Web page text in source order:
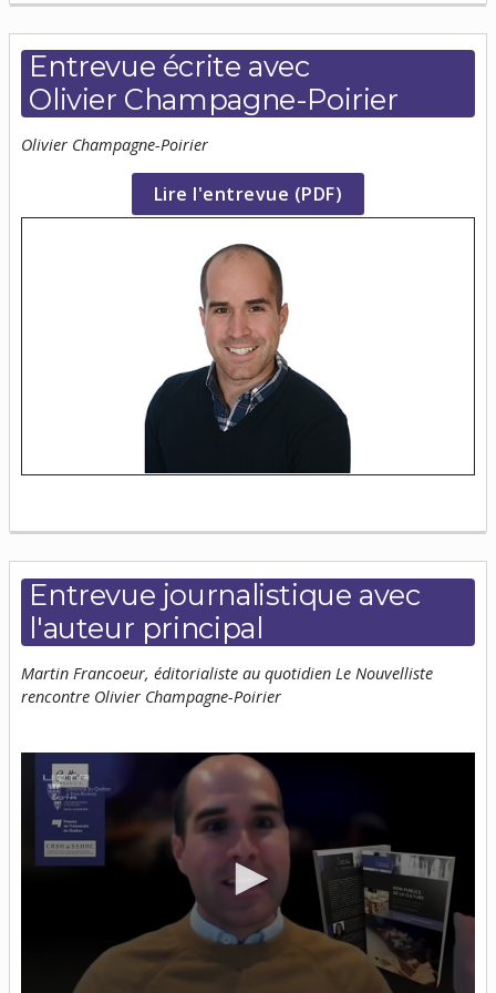
Entrevue écrite avec
Olivier Champagne-Poirier
Olivier Champagne-Poirier
Lire l'entrevue (PDF)
fenêtre)
Entrevue journalistique avec
l'auteur principal
Martin Francoeur, éditorialiste au quotidien Le Nouvelliste
rencontre Olivier Champagne-Poirier